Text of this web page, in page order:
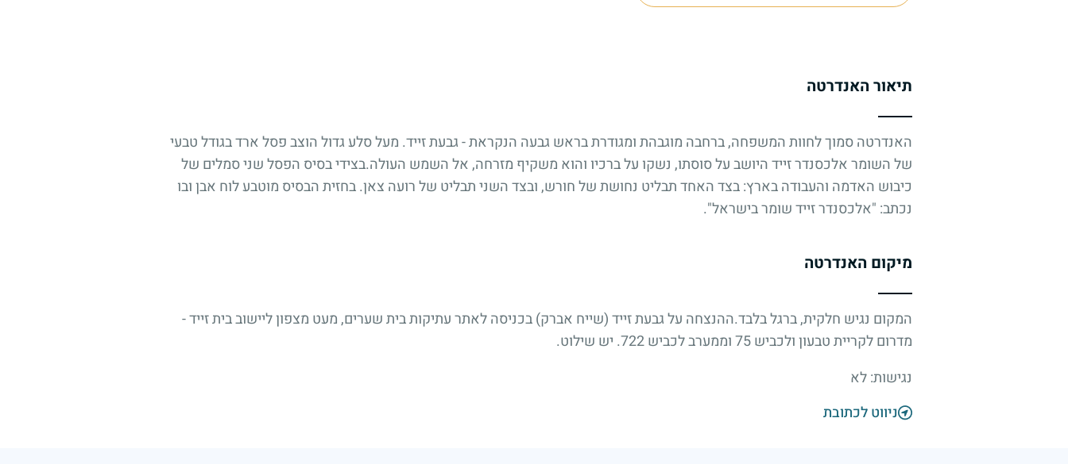
תיאור האנדרטה
האנדרטה סמוך לחוות המשפחה, ברחבה מוגבהת ומגודרת בראש גבעה הנקראת - גבעת זייד. מעל סלע גדול הוצב פסל ארד בגודל טבעי
של השומר אלכסנדר זייד היושב על סוסתו, נשקו על ברכיו והוא משקיף מזרחה, אל השמש העולה.בצידי בסיס הפסל שני סמלים של
כיבוש האדמה והעבודה בארץ: בצד האחד תבליט נחושת של חורש, ובצד השני תבליט של רועה צאן. בחזית הבסיס מוטבע לוח אבן ובו
נכתב: "אלכסנדר זייד שומר בישראל".
מיקום האנדרטה
המקום נגיש חלקית, ברגל בלבד.ההנצחה על גבעת זייד (שייח אברק) בכניסה לאתר עתיקות בית שערים, מעט מצפון ליישוב בית זייד -
מדרום לקריית טבעון ולכביש 75 וממערב לכביש 722. יש שילוט.
נגישות: לא
ניווט לכתובת